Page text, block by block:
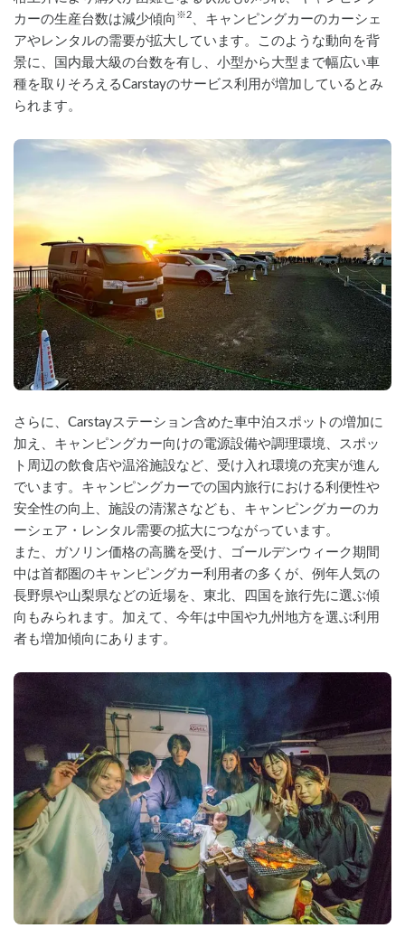
カーの生産台数は減少傾向 ※2、キャンピングカーのカーシェ
アやレンタルの需要が拡大しています。このような動向を背
景に、国内最大級の台数を有し、小型から大型まで幅広い車
種を取りそろえるCarstayのサービス利用が増加しているとみ
られます。
さらに、Carstayステーション含めた車中泊スポットの増加に
加え、キャンピングカー向けの電源設備や調理環境、スポッ
ト周辺の飲食店や温浴施設など、受け入れ環境の充実が進ん
でいます。キャンピングカーでの国内旅行における利便性や
安全性の向上、施設の清潔さなども、キャンピングカーのカ
ーシェア・レンタル需要の拡大につながっています。
また、ガソリン価格の高騰を受け、ゴールデンウィーク期間
中は首都圏のキャンピングカー利用者の多くが、例年人気の
長野県や山梨県などの近場を、東北、四国を旅行先に選ぶ傾
向もみられます。加えて、今年は中国や九州地方を選ぶ利用
者も増加傾向にあります。